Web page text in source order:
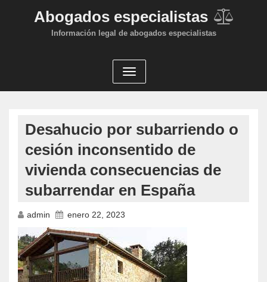
Abogados especialistas
Información legal de abogados especialistas
Desahucio por subarriendo o
cesión inconsentido de
vivienda consecuencias de
subarrendar en España
admin enero 22, 2023